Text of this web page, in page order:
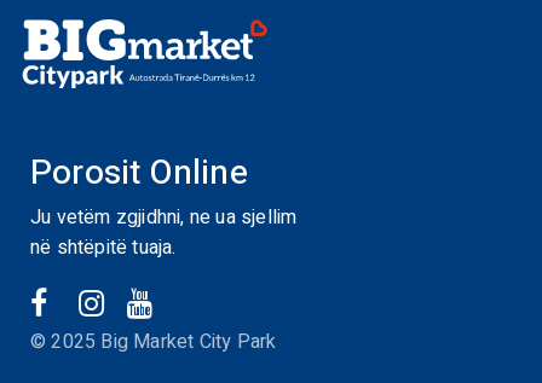
Porosit Online
Ju vetëm zgjidhni, ne ua sjellim
në shtëpitë tuaja.
© 2025 Big Market City Park